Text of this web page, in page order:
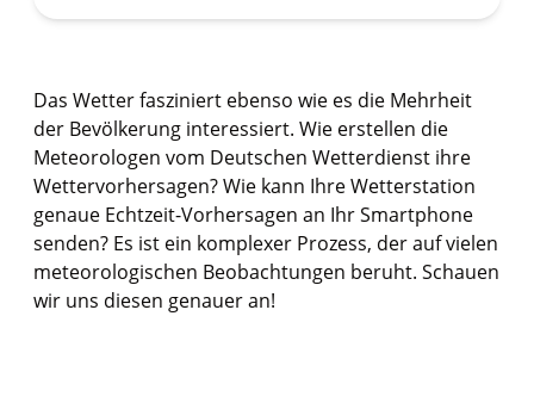
Das Wetter fasziniert ebenso wie es die Mehrheit
der Bevölkerung interessiert. Wie erstellen die
Meteorologen vom Deutschen Wetterdienst ihre
Wettervorhersagen? Wie kann Ihre Wetterstation
genaue Echtzeit-Vorhersagen an Ihr Smartphone
senden? Es ist ein komplexer Prozess, der auf vielen
meteorologischen Beobachtungen beruht. Schauen
wir uns diesen genauer an!